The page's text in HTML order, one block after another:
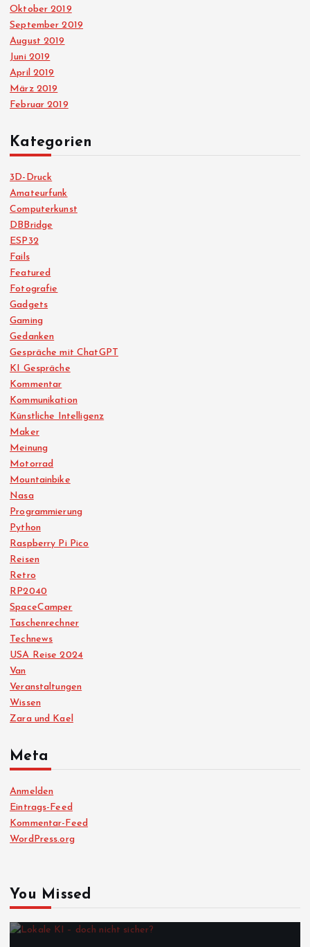
Oktober 2019
September 2019
August 2019
Juni 2019
April 2019
März 2019
Februar 2019
Kategorien
3D-Druck
Amateurfunk
Computerkunst
DBBridge
ESP32
Fails
Featured
Fotografie
Gadgets
Gaming
Gedanken
Gespräche mit ChatGPT
KI Gespräche
Kommentar
Kommunikation
Künstliche Intelligenz
Maker
Meinung
Motorrad
Mountainbike
Nasa
Programmierung
Python
Raspberry Pi Pico
Reisen
Retro
RP2040
SpaceCamper
Taschenrechner
Technews
USA Reise 2024
Van
Veranstaltungen
Wissen
Zara und Kael
Meta
Anmelden
Eintrags-Feed
Kommentar-Feed
WordPress.org
You Missed